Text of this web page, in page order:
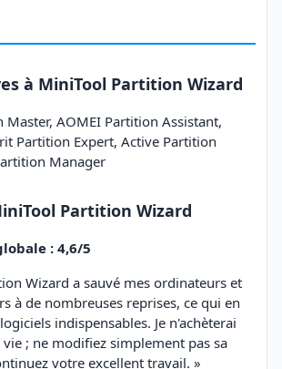
à MiniTool Partition Wizard
Master, AOMEI Partition Assistant,
Partition Expert, Active Partition
Manager
Partition Wizard
: 4,6/5
Wizard a sauvé mes ordinateurs et
à de nombreuses reprises, ce qui en
indispensables. Je n'achèterai
; ne modifiez simplement pas sa
votre excellent travail. »